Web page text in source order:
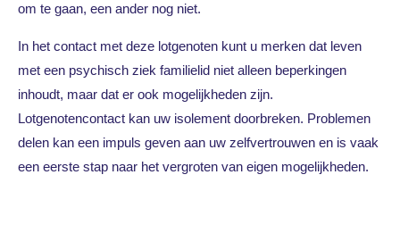
om te gaan, een ander nog niet.
In het contact met deze lotgenoten kunt u merken dat leven
met een psychisch ziek familielid niet alleen beperkingen
inhoudt, maar dat er ook mogelijkheden zijn.
Lotgenotencontact kan uw isolement doorbreken. Problemen
delen kan een impuls geven aan uw zelfvertrouwen en is vaak
een eerste stap naar het vergroten van eigen mogelijkheden.